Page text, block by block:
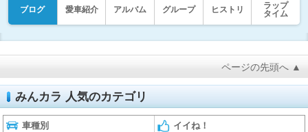
ブログ 愛車紹介 アルバム グループ ヒストリ
ラップ
タイム
ページの先頭へ ▲
みんカラ 人気のカテゴリ
車種別 イイね！